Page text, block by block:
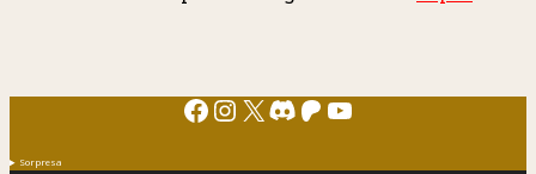
Facebook
Instagram
X Discord
Patreon
YouTube
Sorpresa